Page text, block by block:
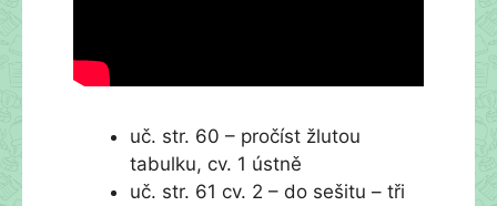
uč. str. 60 – pročíst žlutou
tabulku, cv. 1 ústně
uč. str. 61 cv. 2 – do sešitu – tři